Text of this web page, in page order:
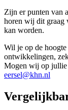
Zijn er punten van
horen wij dit graag
kan worden.
Wil je op de
ontwikkelingen,
Mogen wij op jullie
eersel@khn.nl